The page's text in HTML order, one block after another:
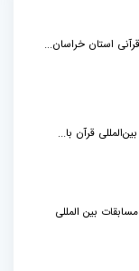
استان خراسان...
قرآن با...
بین المللی